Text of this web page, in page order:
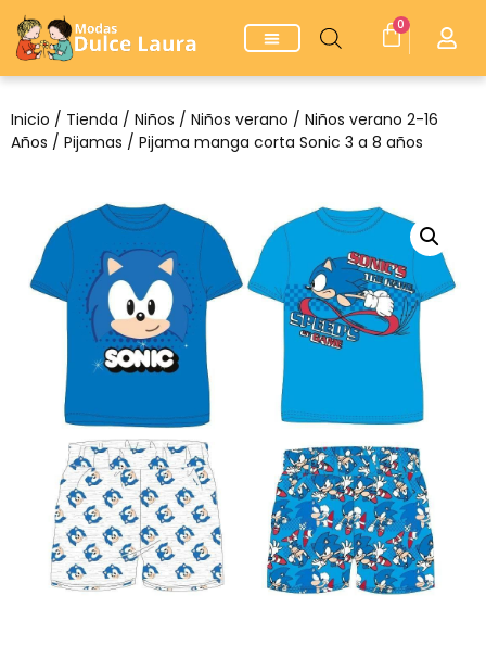
0
Inicio / Tienda / Niños / Niños verano / Niños verano 2-16
Años / Pijamas / Pijama manga corta Sonic 3 a 8 años